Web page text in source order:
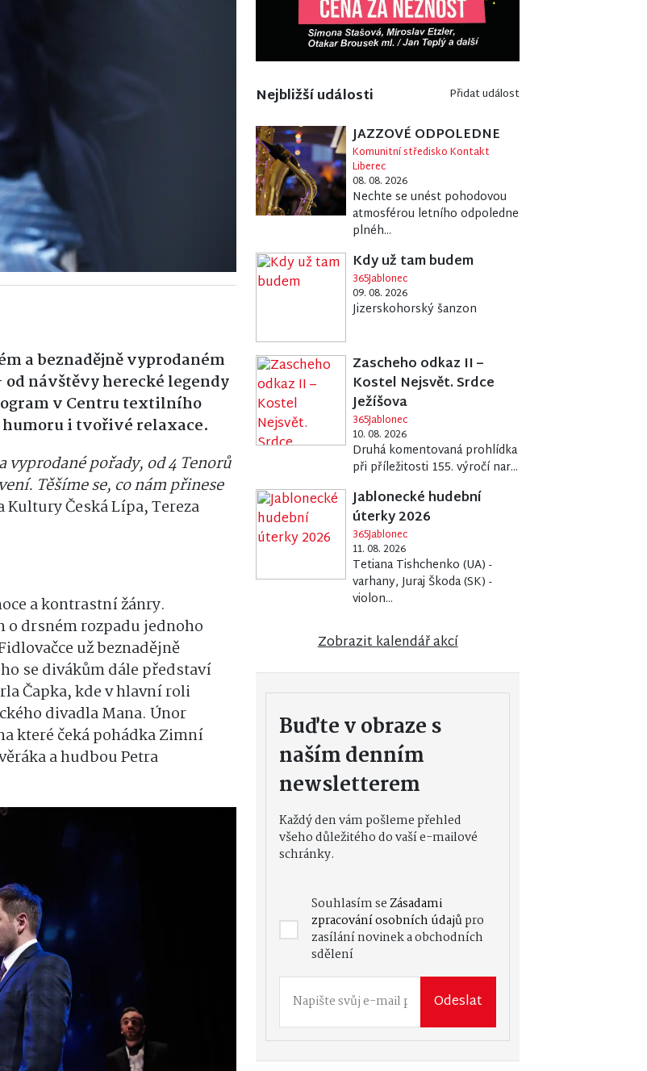
a beznadějně vyprodaném
návštěvy herecké legendy
v Centru textilního
i tvořivé relaxace.
pořady, od 4 Tenorů
Těšíme se, co nám přinese
Česká Lípa, Tereza
a kontrastní žánry.
o drsném rozpadu jednoho
už beznadějně
se divákům dále představí
Čapka, kde v hlavní roli
divadla Mana. Únor
které čeká pohádka Zimní
a hudbou Petra
Nejbližší události Přidat událost
JAZZOVÉ ODPOLEDNE
Komunitní středisko Kontakt
Liberec
08. 08. 2026
Nechte se unést pohodovou
atmosférou letního odpoledne
plnéh...
Kdy už tam budem
365Jablonec
09. 08. 2026
Jizerskohorský šanzon
Zascheho odkaz II –
Kostel Nejsvět. Srdce
Ježíšova
365Jablonec
10. 08. 2026
Druhá komentovaná prohlídka
při příležitosti 155. výročí nar...
Jablonecké hudební
úterky 2026
365Jablonec
11. 08. 2026
Tetiana Tishchenko (UA) -
varhany, Juraj Škoda (SK) -
violon...
Zobrazit kalendář akcí
Buďte v obraze s
naším denním
newsletterem
Každý den vám pošleme přehled
všeho důležitého do vaší e-mailové
schránky.
Souhlasím seZásadami
zpracování osobních údajůpro
zasílání novinek a obchodních
sdělení
Odeslat